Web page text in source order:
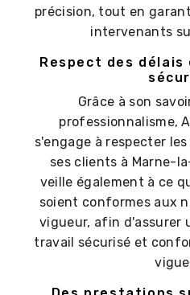
précision, tout en
intervenants
Respect des délais
Grâce à son
professionnalisme,
s'engage à respecter
ses clients à Marne-
veille également à ce
soient conformes aux
vigueur, afin d'assurer
travail sécurisé et